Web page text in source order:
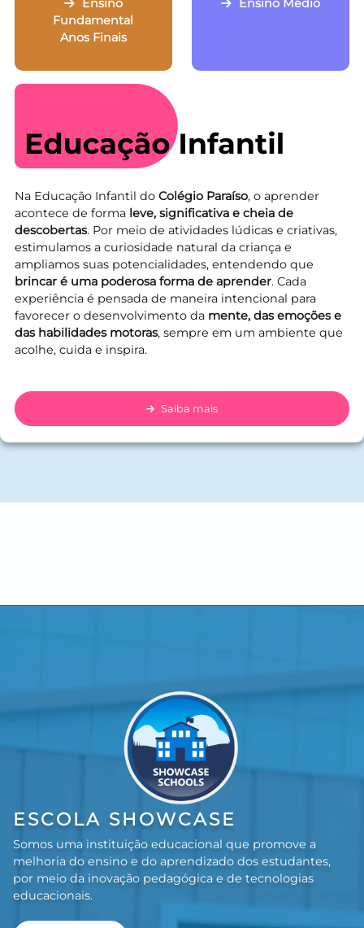
Ensino
Fundamental
Anos Finais
Ensino Médio
Na Educação Infantil do Colégio Paraíso, o aprender
acontece de forma leve, significativa e cheia de
descobertas. Por meio de atividades lúdicas e criativas,
estimulamos a curiosidade natural da criança e
ampliamos suas potencialidades, entendendo que
brincar é uma poderosa forma de aprender. Cada
experiência é pensada de maneira intencional para
favorecer o desenvolvimento da mente, das emoções e
das habilidades motoras, sempre em um ambiente que
acolhe, cuida e inspira.
Saiba mais
ESCOLA SHOWCASE
Somos uma instituição educacional que promove a
melhoria do ensino e do aprendizado dos estudantes,
por meio da inovação pedagógica e de tecnologias
educacionais.